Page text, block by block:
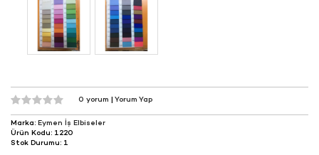
0 yorum Yorum Yap
Marka: Eymen İş Elbiseler
Ürün Kodu: 1220
Stok Durumu: 1